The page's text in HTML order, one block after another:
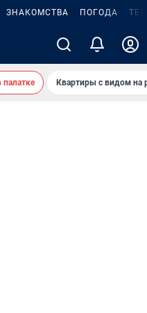
ЗНАКОМСТВА ПОГОДА
Квартиры с видом на